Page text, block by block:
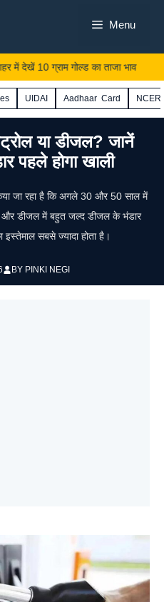
Menu
देखें 10 ग्राम गोल्ड का ताजा भाव
UIDAI Aadhaar Card
या डीजल? जानें
पहले होगा खाली
जा रहा है कि अगले 30 और 50 साल में
और डीजल में बहुत जल्द डीजल के भंडार
सबसे ज्यादा होता है।
BY PINKI NEGI